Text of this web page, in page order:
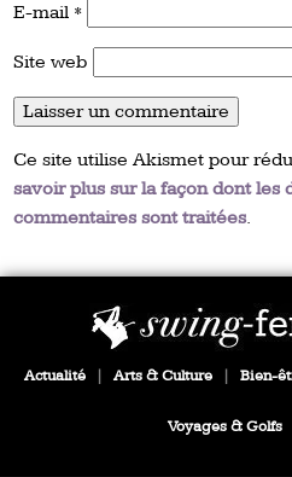
E-mail *
Site web
Ce site utilise Akismet pour
savoir plus sur la façon dont les
commentaires sont traitées.
Actualité Arts & Culture Bien-
Voyages & Golfs